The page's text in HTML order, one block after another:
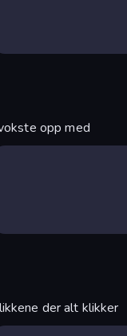
opp med
der alt klikker